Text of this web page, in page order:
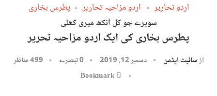
اردو تحاریر اردو مزاحیہ تحاریر پطرس بخاری
سویرے جو کل آنکھ میری کھلی
پطرس بخاری کی ایک اردو مزاحیہ تحریر
ازسائیٹ ایڈمن دسمبر 12, 2019 0 تبصرے 499مناظر
Bookmark